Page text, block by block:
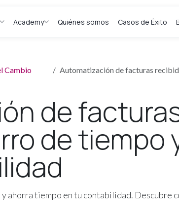
Academy Quiénes somos Casos de Éxito
Cambio
Automatización de facturas recibidas en
de
de tiempo
ahorra tiempo en tu contabilidad. Descubre